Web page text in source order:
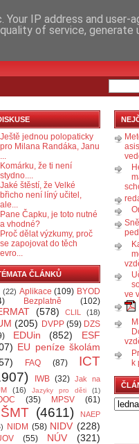
Ještě jednou polopaticky
pro Milana Randáka, Janu
...
Komárku, že ti není
stydno....
Jaké štěstí, že Velké
břicho není líný učitel,
ale...
Pane Čapku, je toto nutné
a vhodné?
Proč dělat výzkumy, proč
se zapojovat do těch
evro...
ČLÁNKŮ
(22) Aplikace (109) BYOD
Bezplatně (102)
(578) CLIL (18)
(205) DVPP (59) DZS
EDUin (852)
ESF
EU peníze školám
FAQ (87)
ICT
IWB (32) Jak na
(16) Jazyky pro děti (1)
(35) MPSV (61)
(4611)
NAEP
NIDM (58) NIDV (228)
(55) NÚV (321)
ve
k
IP address and user-
of service, generate